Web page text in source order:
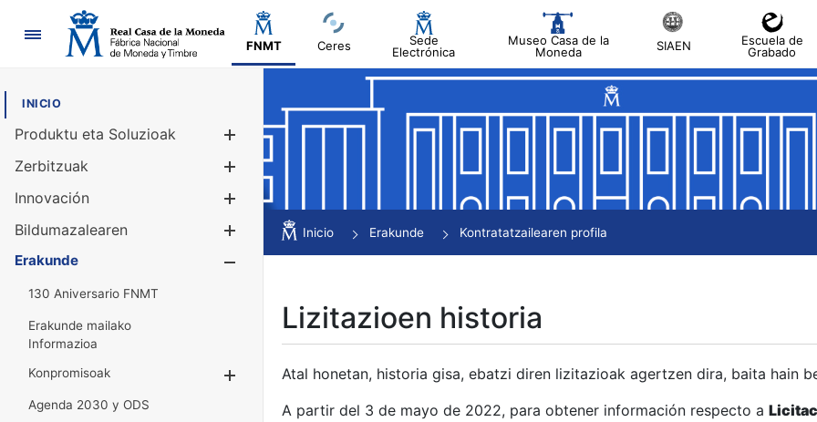
Nabigazioa
FNMT Ceres
Sede
Electrónica
Museo Casa de la
Moneda
SIAEN
Escuela de
Grabado
INICIO
Produktu eta Soluzioak
Erakutsi/Ezkutatu
Zerbitzuak
Innovación
Bildumazalearen
Erakutsi/Ezkutatu
Erakunde
130 Aniversario FNMT
Erakunde mailako
Informazioa
Konpromisoak
Erakutsi/Ezkutatu
Agenda 2030 y ODS
Inicio Erakunde Kontratatzailearen profila
Lizitazioen historia
Atal honetan, historia gisa, ebatzi diren lizitazioak agertzen dira, baita hain
A partir del 3 de mayo de 2022, para obtener información respecto a